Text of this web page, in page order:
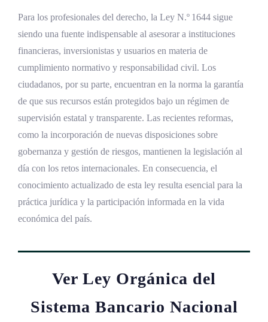
Para los profesionales del derecho, la Ley N.º 1644 sigue
siendo una fuente indispensable al asesorar a instituciones
financieras, inversionistas y usuarios en materia de
cumplimiento normativo y responsabilidad civil. Los
ciudadanos, por su parte, encuentran en la norma la garantía
de que sus recursos están protegidos bajo un régimen de
supervisión estatal y transparente. Las recientes reformas,
como la incorporación de nuevas disposiciones sobre
gobernanza y gestión de riesgos, mantienen la legislación al
día con los retos internacionales. En consecuencia, el
conocimiento actualizado de esta ley resulta esencial para la
práctica jurídica y la participación informada en la vida
económica del país.
Ver Ley Orgánica del
Sistema Bancario Nacional